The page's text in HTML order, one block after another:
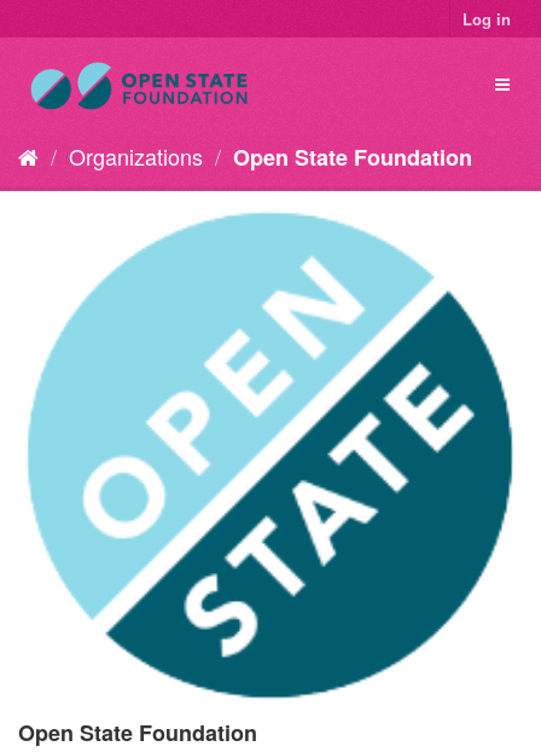
Log in
Organizations Open State Foundation
Open State Foundation